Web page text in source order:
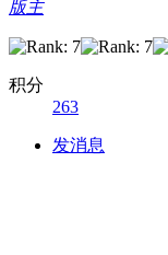
版主
积分
263
发消息